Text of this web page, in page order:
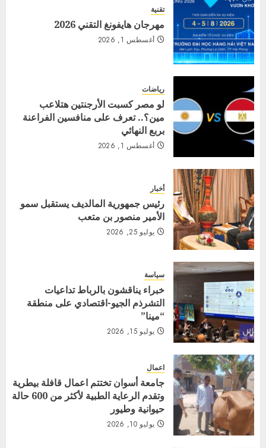
تقنية
مهرجان هايفونغ التقني 2026
أغسطس 1, 2026
رياضات
لو مصر كسبت الأرجنتين هتلاعب
مين؟.. تعرف على منافسين الفراعنة
بربع النهائي
أغسطس 1, 2026
أخبار
رئيس جمهورية المالديف يستقبل سمو
الأمير منصور بن متعب
يوليو 25, 2026
سياسة
خبراء يناقشون بالرباط تداعيات
التشرذم الجيو-اقتصادي على منطقة
“مينا”
يوليو 15, 2026
اعمال
جامعة أسوان تختتم اعمال قافلة بيطرية
وتقدم الرعاية الطبية لأكثر من 600 حالة
حيوانية وطيور
يوليو 10, 2026